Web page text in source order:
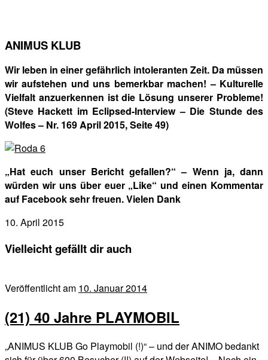
ANIMUS KLUB
Wir leben in einer gefährlich intoleranten Zeit. Da müssen
wir aufstehen und uns bemerkbar machen! – Kulturelle
Vielfalt anzuerkennen ist die Lösung unserer Probleme!
(Steve Hackett im Eclipsed-Interview – Die Stunde des
Wolfes – Nr. 169 April 2015, Seite 49)
„Hat euch unser Bericht gefallen?“ – Wenn ja, dann
würden wir uns über euer „Like“ und einen Kommentar
auf Facebook sehr freuen. Vielen Dank
10. April 2015
Vielleicht gefällt dir auch
Veröffentlicht am 10. Januar 2014
(21) 40 Jahre PLAYMOBIL
„ANIMUS KLUB Go Playmobil (!)“ – und der ANIMO bedankt